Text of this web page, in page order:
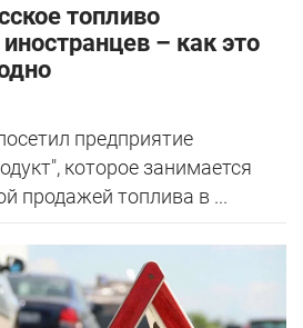
топливо
– как это
предприятие
которое занимается
продажей топлива в ...